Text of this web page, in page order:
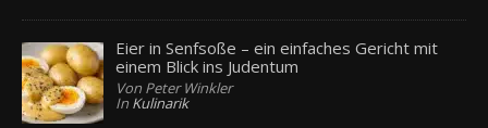
Eier in Senfsoße – ein einfaches Gericht mit
einem Blick ins Judentum
Von Peter Winkler
In Kulinarik